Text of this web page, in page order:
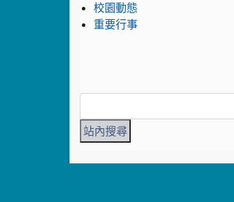
校園動態
重要行事